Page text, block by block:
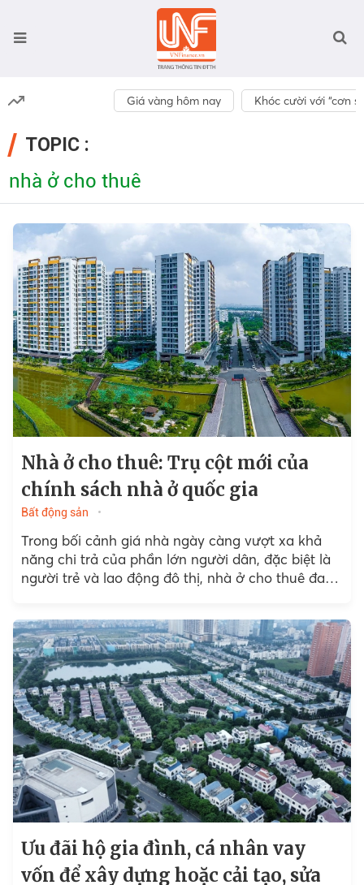
Giá vàng hôm nay Khóc cười với “cơn
TOPIC :
nhà ở cho thuê
Nhà ở cho thuê: Trụ cột mới của
chính sách nhà ở quốc gia
Bất động sản
Trong bối cảnh giá nhà ngày càng vượt xa khả
năng chi trả của phần lớn người dân, đặc biệt là
người trẻ và lao động đô thị, nhà ở cho thuê đang
Ưu đãi hộ gia đình, cá nhân vay
vốn để xây dựng hoặc cải tạo, sửa